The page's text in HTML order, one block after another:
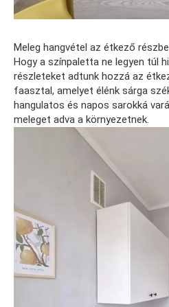
Meleg hangvétel az étkező
Hogy a színpaletta ne legyen túl
részleteket adtunk hozzá az
faasztal, amelyet élénk sárga
hangulatos és napos sarokká
meleget adva a környezetnek.